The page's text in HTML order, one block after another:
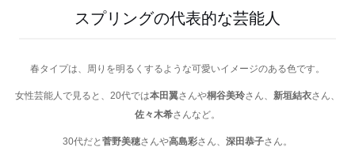
スプリングの代表的な芸能人
春タイプは、周りを明るくするような可愛いイメージのある色です。
女性芸能人で見ると、20代では本田翼さんや桐谷美玲さん、 新垣結衣さん、
佐々木希さんなど。
30代だと 菅野美穂さんや高島彩さん、 深田恭子さん。